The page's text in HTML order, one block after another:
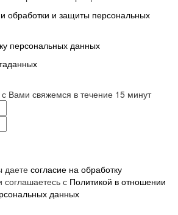
обработки и защиты персональных
персональных данных
Вами свяжемся в течение 15 минут
даете согласие на обработку
соглашаетесь с Политикой в отношении
данных